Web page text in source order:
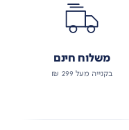
משלוח חינם
בקנייה מעל 299 ₪